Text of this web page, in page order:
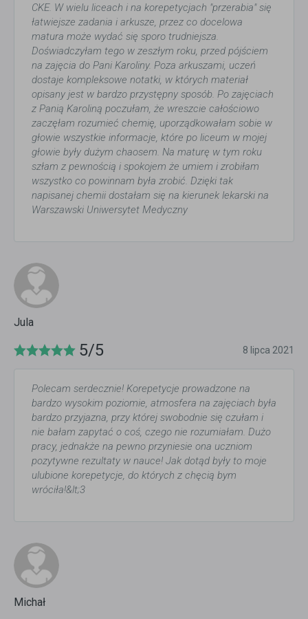
CKE. W wielu liceach i na korepetycjach "przerabia" się
łatwiejsze zadania i arkusze, przez co docelowa
matura może wydać się sporo trudniejsza.
Doświadczyłam tego w zeszłym roku, przed pójściem
na zajęcia do Pani Karoliny. Poza arkuszami, uczeń
dostaje kompleksowe notatki, w których materiał
opisany jest w bardzo przystępny sposób. Po zajęciach
z Panią Karoliną poczułam, że wreszcie całościowo
zaczęłam rozumieć chemię, uporządkowałam sobie w
głowie wszystkie informacje, które po liceum w mojej
głowie były dużym chaosem. Na maturę w tym roku
szłam z pewnością i spokojem że umiem i zrobiłam
wszystko co powinnam była zrobić. Dzięki tak
napisanej chemii dostałam się na kierunek lekarski na
Warszawski Uniwersytet Medyczny
Jula
5/5 8 lipca 2021
Polecam serdecznie! Korepetycje prowadzone na
bardzo wysokim poziomie, atmosfera na zajęciach była
bardzo przyjazna, przy której swobodnie się czułam i
nie bałam zapytać o coś, czego nie rozumiałam. Dużo
pracy, jednakże na pewno przyniesie ona uczniom
pozytywne rezultaty w nauce! Jak dotąd były to moje
ulubione korepetycje, do których z chęcią bym
wróciła!&lt;3
Michał